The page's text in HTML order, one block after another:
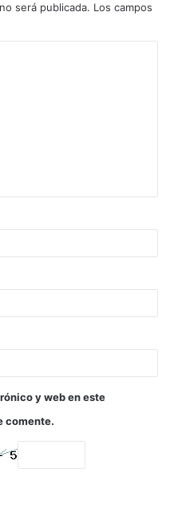
será publicada. Los campos
y web en este
comente.